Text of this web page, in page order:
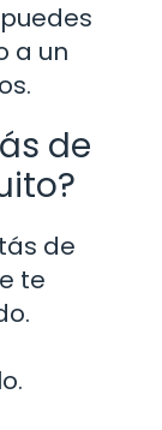
a un
de
de
te